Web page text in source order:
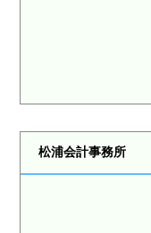
松浦会計事務所